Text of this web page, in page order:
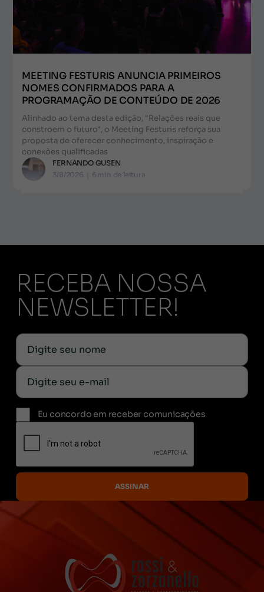
MEETING FESTURIS ANUNCIA PRIMEIROS
NOMES CONFIRMADOS PARA A
PROGRAMAÇÃO DE CONTEÚDO DE 2026
Alinhado ao tema desta edição, "Relações reais que
constroem o futuro", o Meeting Festuris reforça sua
proposta de oferecer conhecimento, inspiração e
conexões qualificadas
FERNANDO GUSEN
3/8/2026 | 6 min de leitura
RECEBA NOSSA
NEWSLETTER!
Eu concordo em receber comunicações